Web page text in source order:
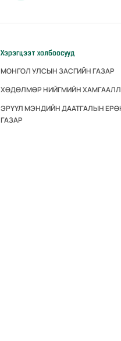
Хэрэгцээт холбоосууд
МОНГОЛ УЛСЫН ЗАСГИЙН ГАЗАР
ХӨДӨЛМӨР НИЙГМИЙН
ЭРҮҮЛ МЭНДИЙН ДААТГАЛЫН
ГАЗАР